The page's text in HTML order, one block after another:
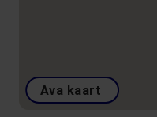
Ava kaart